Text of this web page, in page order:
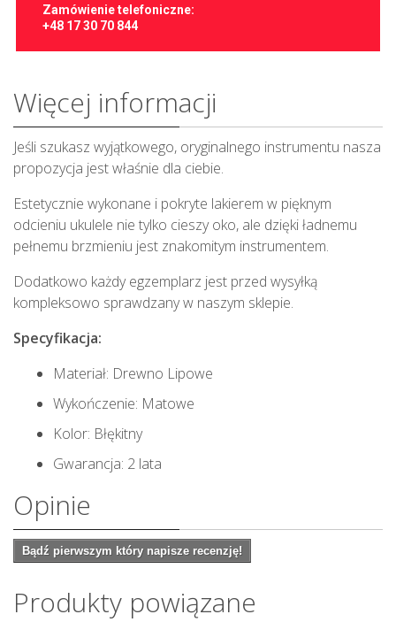
Zamówienie telefoniczne:
+48 17 30 70 844
Więcej informacji
Jeśli szukasz wyjątkowego, oryginalnego instrumentu nasza
propozycja jest właśnie dla ciebie.
Estetycznie wykonane i pokryte lakierem w pięknym
odcieniu ukulele nie tylko cieszy oko, ale dzięki ładnemu
pełnemu brzmieniu jest znakomitym instrumentem.
Dodatkowo każdy egzemplarz jest przed wysyłką
kompleksowo sprawdzany w naszym sklepie.
Specyfikacja:
Materiał: Drewno Lipowe
Wykończenie: Matowe
Kolor: Błękitny
Gwarancja: 2 lata
Opinie
Bądź pierwszym który napisze recenzję!
Produkty powiązane